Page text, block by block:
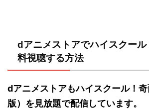
dアニメストアでハイスクー
料視聴する方法
dアニメストアもハイスクール！
版）を見放題で配信しています。